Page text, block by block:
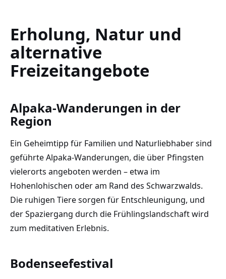
Erholung, Natur und
alternative
Freizeitangebote
Alpaka-Wanderungen in der
Region
Ein Geheimtipp für Familien und Naturliebhaber sind
geführte Alpaka-Wanderungen, die über Pfingsten
vielerorts angeboten werden – etwa im
Hohenlohischen oder am Rand des Schwarzwalds.
Die ruhigen Tiere sorgen für Entschleunigung, und
der Spaziergang durch die Frühlingslandschaft wird
zum meditativen Erlebnis.
Bodenseefestival